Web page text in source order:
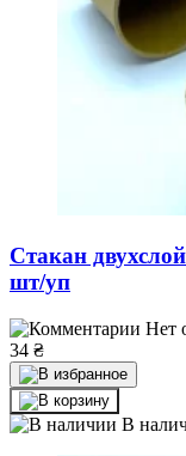
Стакан
шт/уп
Нет
34 ₴
В